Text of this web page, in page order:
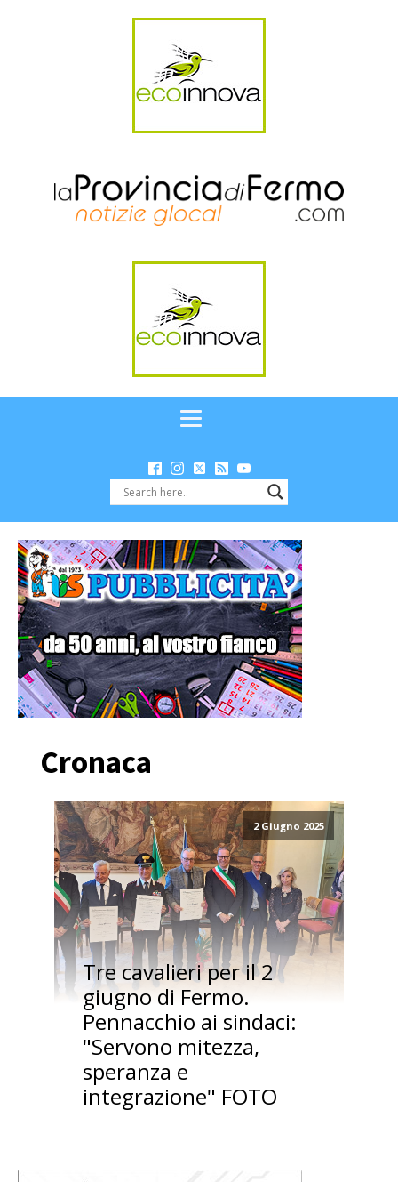
Cronaca
2 Giugno 2025
Tre cavalieri per il 2
giugno di Fermo.
Pennacchio ai sindaci:
"Servono mitezza,
speranza e
integrazione" FOTO